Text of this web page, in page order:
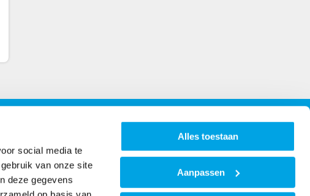
social media te
van onze site
deze gegevens
Alles toestaan
Aanpassen
Maandag t/m vrijdag van 8:00 - 16:30
voor de bezoekadressen